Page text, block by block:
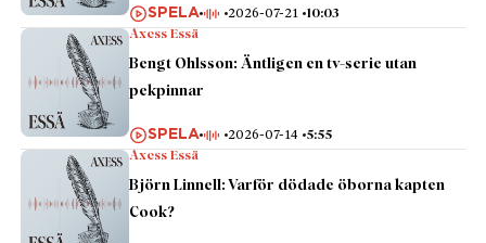
SPELA 2026-07-21
10:03
Axess Essä
Bengt Ohlsson: Äntligen en tv-serie utan
pekpinnar
SPELA 2026-07-14
5:55
Axess Essä
Björn Linnell: Varför dödade öborna kapten
Cook?